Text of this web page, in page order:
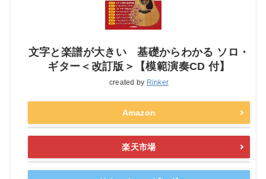
文字と楽譜が大きい 基礎からわかる ソロ・
ギター＜改訂版＞【模範演奏CD 付】
created by Rinker
Amazon
楽天市場